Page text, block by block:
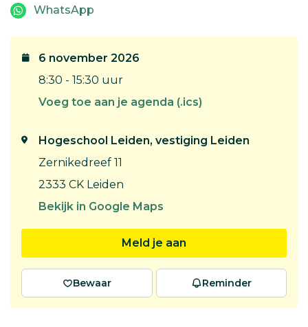
WhatsApp
6 november 2026
8:30 - 15:30 uur
Voeg toe aan je agenda (.ics)
Hogeschool Leiden, vestiging Leiden
Zernikedreef 11
2333 CK Leiden
Bekijk in Google Maps
Meld je aan
Bewaar Reminder